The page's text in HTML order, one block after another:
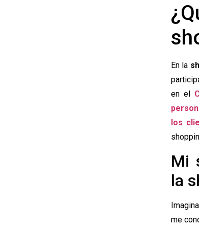
En la
en el
los
Mi
la
me